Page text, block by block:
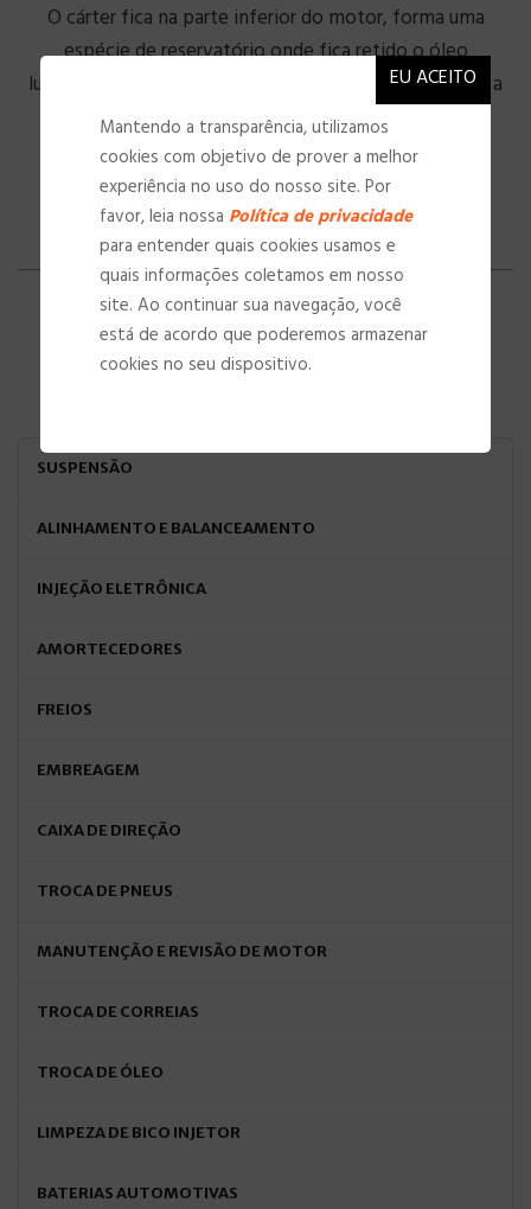
O cárter fica na parte inferior do motor, forma uma
espécie de reservatório onde fica retido o óleo
lubrificante. Essa peça armazena o lubrificante e ajuda a
resfria-lo.
SUSPENSÃO
ALINHAMENTO E BALANCEAMENTO
INJEÇÃO ELETRÔNICA
AMORTECEDORES
FREIOS
EMBREAGEM
CAIXA DE DIREÇÃO
TROCA DE PNEUS
MANUTENÇÃO E REVISÃO DE MOTOR
TROCA DE CORREIAS
TROCA DE ÓLEO
LIMPEZA DE BICO INJETOR
BATERIAS AUTOMOTIVAS
Mantendo a transparência, utilizamos
cookies com objetivo de prover a melhor
experiência no uso do nosso site. Por
favor, leia nossa Política de privacidade
para entender quais cookies usamos e
quais informações coletamos em nosso
site. Ao continuar sua navegação, você
está de acordo que poderemos armazenar
cookies no seu dispositivo.